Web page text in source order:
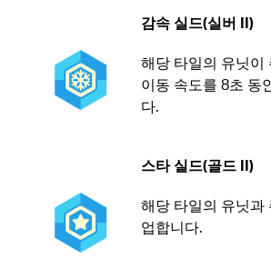
감속 실드(실버 II)
해당 타일의 유닛이
이동 속도를 8초 동
다.
스타 실드(골드 II)
해당 타일의 유닛과
업합니다.